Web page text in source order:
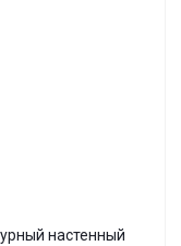
настенный